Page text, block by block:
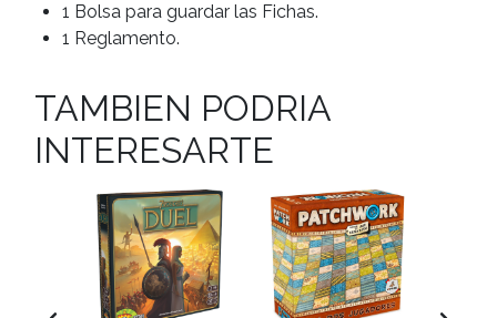
1 Bolsa para guardar las Fichas.
1 Reglamento.
TAMBIEN PODRIA
INTERESARTE